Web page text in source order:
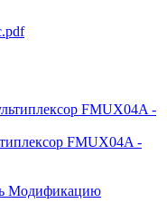
FMUX04A -
Модификацию